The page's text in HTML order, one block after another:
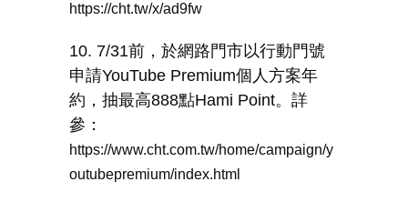
https://cht.tw/x/ad9fw
10. 7/31前，於網路門市以行動門號
申請YouTube Premium個人方案年
約，抽最高888點Hami Point。詳
參：
https://www.cht.com.tw/home/campaign/y
outubepremium/index.html